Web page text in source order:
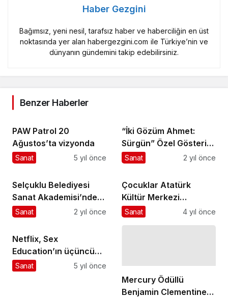
Haber Gezgini
Bağımsız, yeni nesil, tarafsız haber ve haberciliğin en üst
noktasında yer alan habergezgini.com ile Türkiye’nin ve
dünyanın gündemini takip edebilirsiniz.
Benzer Haberler
PAW Patrol 20
Ağustos’ta vizyonda
Sanat 5 yıl önce
“İki Gözüm Ahmet:
Sürgün” Özel Gösterim
ve Avrupa'da Vizyon
Sanat 2 yıl önce
Selçuklu Belediyesi
Sanat Akademisi’nde
tiyatro eğitimi alan
aktardıkları “Paldır
Güldür Şov” isimli
tiyatro gösterisi bir kez
daha izleyicilerden
Sanat 2 yıl önce
Çocuklar Atatürk
Kültür Merkezi
Atölyeleriyle Klasik
Sanat 4 yıl önce
Netflix, Sex
Education’ın üçüncü
sezonundan ilk kareleri
Sanat 5 yıl önce
Mercury Ödüllü
Benjamin Clementine